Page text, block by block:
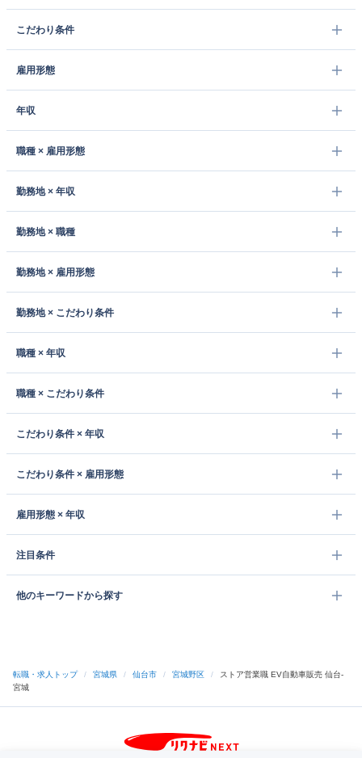
こだわり条件
雇用形態
年収
職種 × 雇用形態
勤務地 × 年収
勤務地 × 職種
勤務地 × 雇用形態
勤務地 × こだわり条件
職種 × 年収
職種 × こだわり条件
こだわり条件 × 年収
こだわり条件 × 雇用形態
雇用形態 × 年収
注目条件
他のキーワードから探す
転職・求人トップ / 宮城県 / 仙台市 / 宮城野区 /
ストア営業職 EV自動車販売 仙台-
宮城